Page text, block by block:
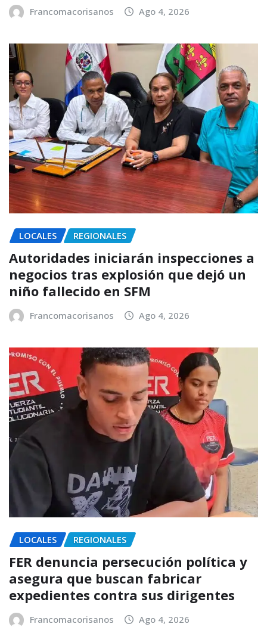
Francomacorisanos Ago 4, 2026
LOCALES REGIONALES
Autoridades iniciarán inspecciones a
negocios tras explosión que dejó un
niño fallecido en SFM
Francomacorisanos Ago 4, 2026
LOCALES REGIONALES
FER denuncia persecución política y
asegura que buscan fabricar
expedientes contra sus dirigentes
Francomacorisanos Ago 4, 2026